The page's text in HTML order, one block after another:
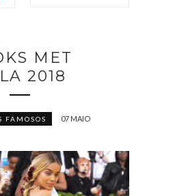
MET
2018
FAMOSOS 07 MAIO